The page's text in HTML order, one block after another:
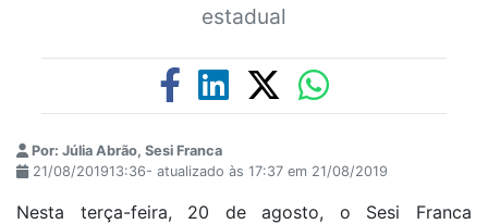
estadual
Por: Júlia Abrão, Sesi Franca
21/08/201913:36- atualizado às 17:37 em 21/08/2019
Nesta terça-feira, 20 de agosto, o Sesi Franca